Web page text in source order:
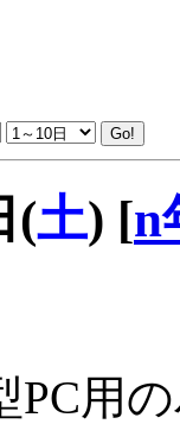
(土) [n
PC用